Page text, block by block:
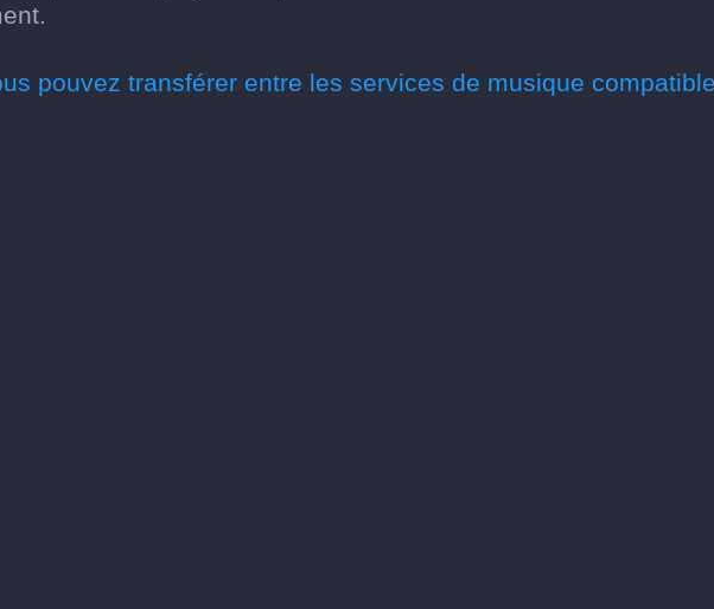
pouvez transférer entre les services de musique